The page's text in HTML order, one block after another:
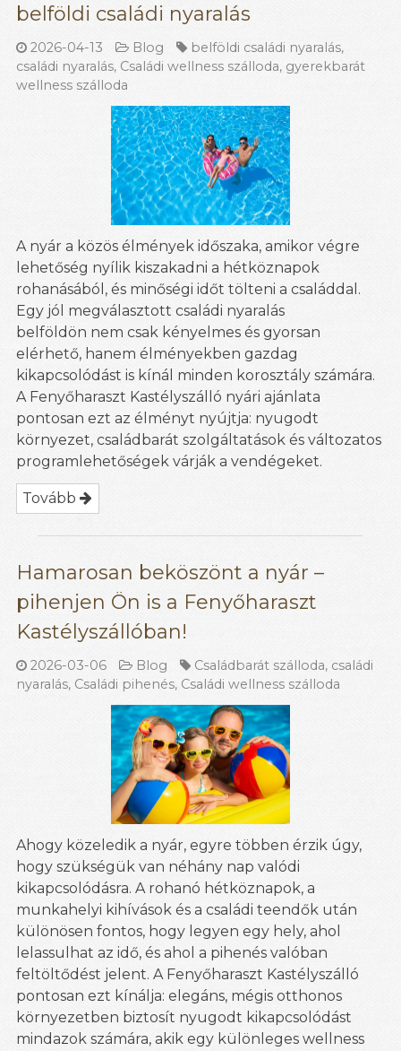
belföldi családi nyaralás
2026-04-13 Blog belföldi családi nyaralás,
családi nyaralás, Családi wellness szálloda, gyerekbarát
wellness szálloda
A nyár a közös élmények időszaka, amikor végre
lehetőség nyílik kiszakadni a hétköznapok
rohanásából, és minőségi időt tölteni a családdal.
Egy jól megválasztott családi nyaralás
belföldön nem csak kényelmes és gyorsan
elérhető, hanem élményekben gazdag
kikapcsolódást is kínál minden korosztály számára.
A Fenyőharaszt Kastélyszálló nyári ajánlata
pontosan ezt az élményt nyújtja: nyugodt
környezet, családbarát szolgáltatások és változatos
programlehetőségek várják a vendégeket.
Tovább
Hamarosan beköszönt a nyár –
pihenjen Ön is a Fenyőharaszt
Kastélyszállóban!
2026-03-06 Blog Családbarát szálloda, családi
nyaralás, Családi pihenés, Családi wellness szálloda
Ahogy közeledik a nyár, egyre többen érzik úgy,
hogy szükségük van néhány nap valódi
kikapcsolódásra. A rohanó hétköznapok, a
munkahelyi kihívások és a családi teendők után
különösen fontos, hogy legyen egy hely, ahol
lelassulhat az idő, és ahol a pihenés valóban
feltöltődést jelent. A Fenyőharaszt Kastélyszálló
pontosan ezt kínálja: elegáns, mégis otthonos
környezetben biztosít nyugodt kikapcsolódást
mindazok számára, akik egy különleges wellness